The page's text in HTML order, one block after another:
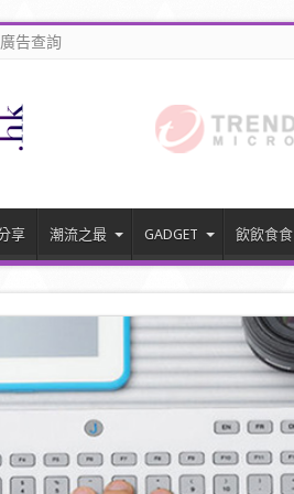
廣告查詢
享 潮流之最 GADGET 飲飲食食